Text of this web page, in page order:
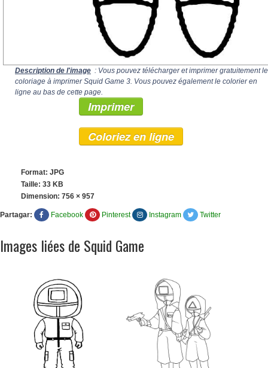
Description de l'image : Vous pouvez télécharger et imprimer gratuitement le
coloriage à imprimer Squid Game 3. Vous pouvez également le colorier en
ligne au bas de cette page.
Imprimer
Coloriez en ligne
Format: JPG
Taille: 33 KB
Dimension: 756 × 957
Partagar: Facebook Pinterest Instagram Twitter
Images liées de Squid Game